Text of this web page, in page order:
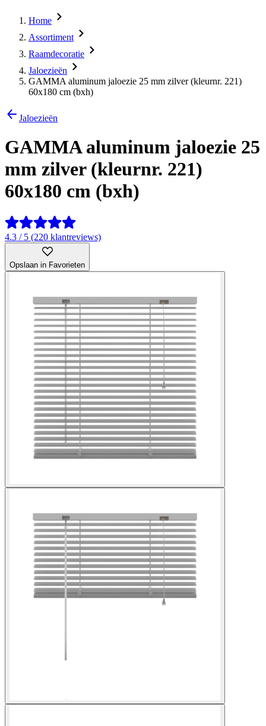
Home
Assortiment
Raamdecoratie
Jaloezieën
GAMMA aluminum jaloezie 25 mm zilver (kleurnr. 221)
60x180 cm (bxh)
Jaloezieën
GAMMA aluminum jaloezie 25
mm zilver (kleurnr. 221)
60x180 cm (bxh)
4.3 / 5 (220 klantreviews)
Opslaan in Favorieten